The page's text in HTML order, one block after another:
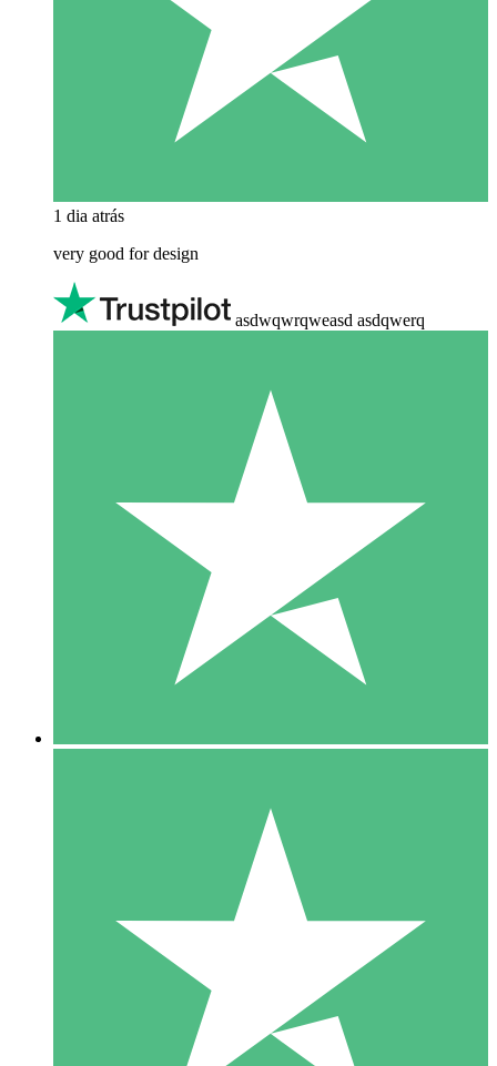
1 dia atrás
very good for design
asdwqwrqweasd asdqwerq